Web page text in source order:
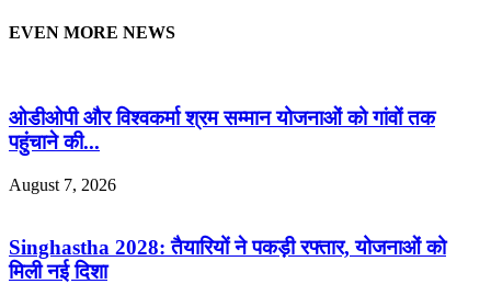
EVEN MORE NEWS
ओडीओपी और विश्वकर्मा श्रम सम्मान योजनाओं को गांवों तक
पहुंचाने की...
August 7, 2026
Singhastha 2028: तैयारियों ने पकड़ी रफ्तार, योजनाओं को
मिली नई दिशा